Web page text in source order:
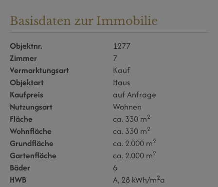
Basisdaten zur Immobilie
Objektnr.
1277
Zimmer
7
Vermarktungsart
Kauf
Objektart
Haus
Kaufpreis
auf Anfrage
Nutzungsart
Wohnen
Fläche
ca. 330 m2
Wohnfläche ca. 330 m2
Grundfläche ca. 2.000 m2
Gartenfläche ca. 2.000 m2
Bäder
6
HWB
A, 28 kWh/m2a